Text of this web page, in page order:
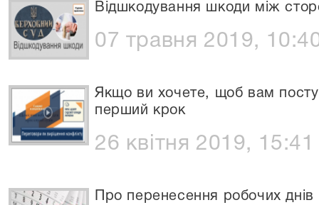
Відшкодування шкоди між
07 травня 2019,
Якщо ви хочете, щоб вам
перший крок
26 квітня 2019, 15:41
Про перенесення робочих днів